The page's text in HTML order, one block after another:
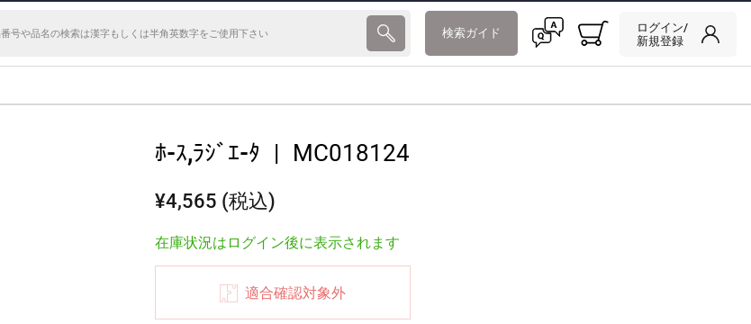
検索ガイド
ログイン/
新規登録
ﾎ-ｽ,ﾗｼﾞｴ-ﾀ | MC018124
¥4,565 (税込)
在庫状況はログイン後に表示されます
適合確認対象外